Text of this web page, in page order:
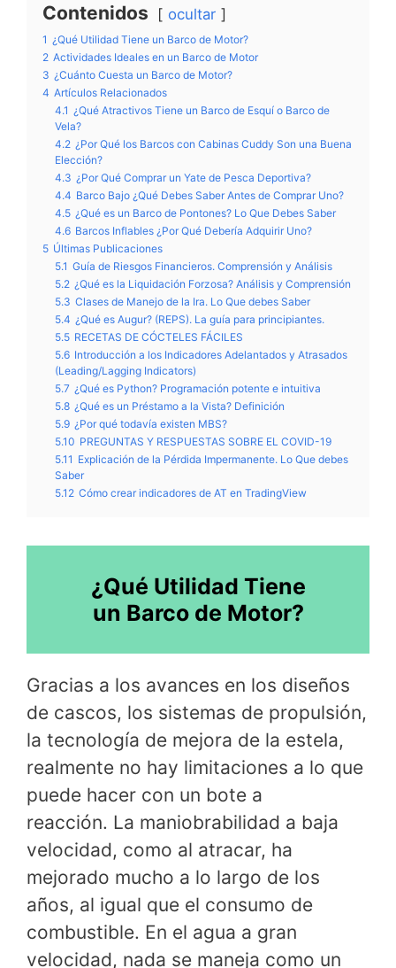
Contenidos ocultar
1 ¿Qué Utilidad Tiene un Barco de Motor?
2 Actividades Ideales en un Barco de Motor
3 ¿Cuánto Cuesta un Barco de Motor?
4 Artículos Relacionados
4.1 ¿Qué Atractivos Tiene un Barco de Esquí o Barco de
Vela?
4.2 ¿Por Qué los Barcos con Cabinas Cuddy Son una Buena
Elección?
4.3 ¿Por Qué Comprar un Yate de Pesca Deportiva?
4.4 Barco Bajo ¿Qué Debes Saber Antes de Comprar Uno?
4.5 ¿Qué es un Barco de Pontones? Lo Que Debes Saber
4.6 Barcos Inflables ¿Por Qué Debería Adquirir Uno?
5 Últimas Publicaciones
5.1 Guía de Riesgos Financieros. Comprensión y Análisis
5.2 ¿Qué es la Liquidación Forzosa? Análisis y Comprensión
5.3 Clases de Manejo de la Ira. Lo Que debes Saber
5.4 ¿Qué es Augur? (REPS). La guía para principiantes.
5.5 RECETAS DE CÓCTELES FÁCILES
5.6 Introducción a los Indicadores Adelantados y Atrasados
(Leading/Lagging Indicators)
5.7 ¿Qué es Python? Programación potente e intuitiva
5.8 ¿Qué es un Préstamo a la Vista? Definición
5.9 ¿Por qué todavía existen MBS?
5.10 PREGUNTAS Y RESPUESTAS SOBRE EL COVID-19
5.11 Explicación de la Pérdida Impermanente. Lo Que debes
Saber
5.12 Cómo crear indicadores de AT en TradingView
¿Qué Utilidad Tiene
un Barco de Motor?
Gracias a los avances en los diseños
de cascos, los sistemas de propulsión,
la tecnología de mejora de la estela,
realmente no hay limitaciones a lo que
puede hacer con un bote a
reacción. La maniobrabilidad a baja
velocidad, como al atracar, ha
mejorado mucho a lo largo de los
años, al igual que el consumo de
combustible. En el agua a gran
velocidad, nada se maneja como un